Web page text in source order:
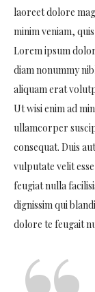
laoreet dolore
minim veniam,
Lorem ipsum
diam nonummy
aliquam erat
Ut wisi enim ad
ullamcorper
consequat. Duis
vulputate velit
feugiat nulla
dignissim qui
dolore te feugait